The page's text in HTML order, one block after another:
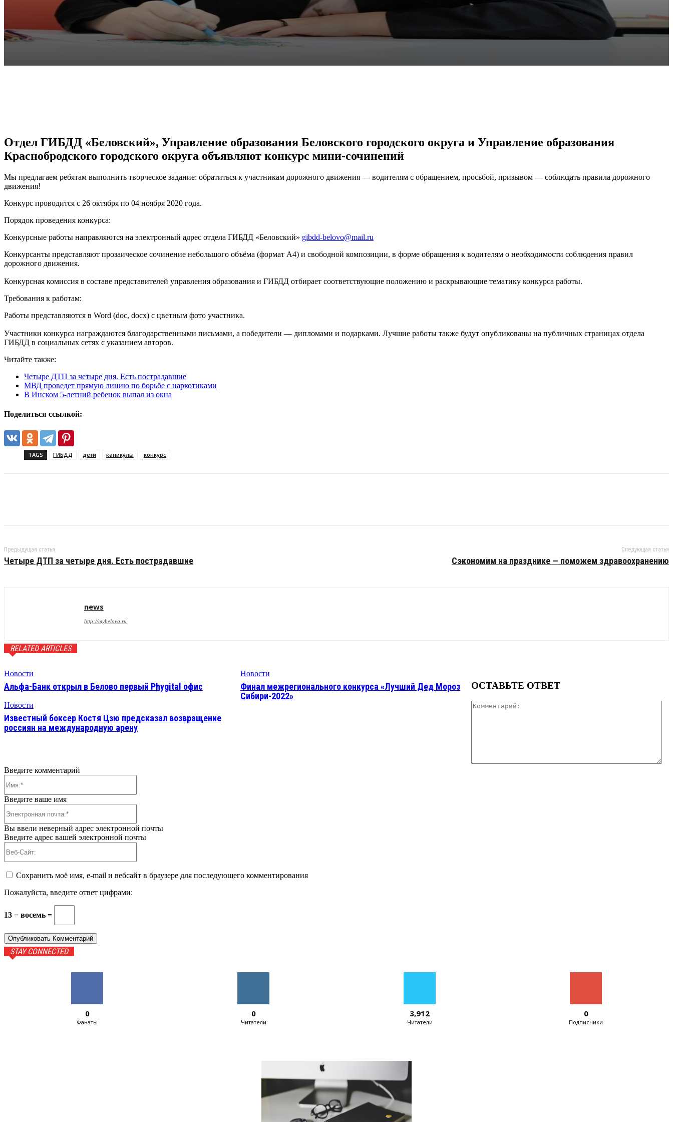
Отдел ГИБДД «Беловский», Управление образования Беловского городского округа и Управление образования
Краснобродского городского округа объявляют конкурс мини-сочинений
Мы предлагаем ребятам выполнить творческое задание: обратиться к участникам дорожного движения — водителям с обращением, просьбой, призывом — соблюдать правила дорожного
движения!
Конкурс проводится с 26 октября по 04 ноября 2020 года.
Порядок проведения конкурса:
Конкурсные работы направляются на электронный адрес отдела ГИБДД «Беловский» gibdd-belovo@mail.ru
Конкурсанты представляют прозаическое сочинение небольшого объёма (формат А4) и свободной композиции, в форме обращения к водителям о необходимости соблюдения правил
дорожного движения.
Конкурсная комиссия в составе представителей управления образования и ГИБДД отбирает соответствующие положению и раскрывающие тематику конкурса работы.
Требования к работам:
Работы представляются в Word (doc, docx) с цветным фото участника.
Участники конкурса награждаются благодарственными письмами, а победители — дипломами и подарками. Лучшие работы также будут опубликованы на публичных страницах отдела
ГИБДД в социальных сетях с указанием авторов.
Читайте также:
Четыре ДТП за четыре дня. Есть пострадавшие
МВД проведет прямую линию по борьбе с наркотиками
В Инском 5-летний ребенок выпал из окна
Поделиться ссылкой:
TAGS ГИБДД дети каникулы конкурс
Предыдущая статья
Четыре ДТП за четыре дня. Есть пострадавшие
Следующая статья
Сэкономим на празднике — поможем здравоохранению
news
http://mybelovo.ru
RELATED ARTICLES
Новости
Альфа-Банк открыл в Белово первый Phygital офис
Новости
Финал межрегионального конкурса «Лучший Дед Мороз
Сибири-2022»
Новости
Известный боксер Костя Цзю предсказал возвращение
россиян на международную арену
ОСТАВЬТЕ ОТВЕТ
Введите комментарий
Введите ваше имя
Вы ввели неверный адрес электронной почты
Введите адрес вашей электронной почты
Сохранить моё имя, e-mail и вебсайт в браузере для последующего комментирования
Пожалуйста, введите ответ цифрами:
13 − восемь =
STAY CONNECTED
0
Фанаты
0
Читатели
3,912
Читатели
0
Подписчики